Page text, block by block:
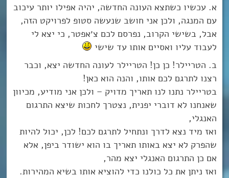
א. עכשיו כשתצא העונה החדשה, יהיה אפילו יותר עיכוב
עם המנגה, ולכן אני חושב שנעשה סטופ לפרויקט הזה,
אבל, בשישי הקרוב, נפרסם לכם צ׳אפטר, כי יצא לי
לעבוד עליו ואסיים אותו עד שישי
ב. הטריילר! כן כן! הטריילר לעונה החדשה יצא, וכבר
רצנו לתרגם לכם אותו, והנה הוא כאן!
בטריילר נתנו לנו תאריך מדויק – ולכן אני מודיע, מכיוון
שאנחנו לא דוברי יפנית, נצטרך לחכות שיצא התרגום
האנגלי,
ואז מיד נצא לדרך ונתחיל לתרגם לכם! לכן, יכול להיות
שהפרק לא יצא באותו תאריך בו הוא ישודר ביפן, אלא
אם כן התרגום האנגלי יצא מהר,
ואז ניתן את כל כולנו כדי להוציא אותו בשיא המהירות.